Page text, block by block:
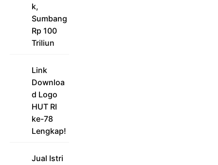
k,
Sumbang
Rp 100
Triliun
Link
Downloa
d Logo
HUT RI
ke-78
Lengkap!
Jual Istri